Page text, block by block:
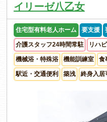
イリーゼ八乙女
住宅型有料老人ホーム 要支援
介護スタッフ24時間常駐 リハ
機械浴・特殊浴 機能訓練室 食
駅近・交通便利 築浅 終身入居